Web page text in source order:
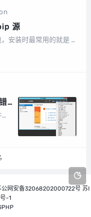
先
源
安装时最常用的就是 pi
好，解决以上问题的
映
公网安备32068202000722号 苏I
-1